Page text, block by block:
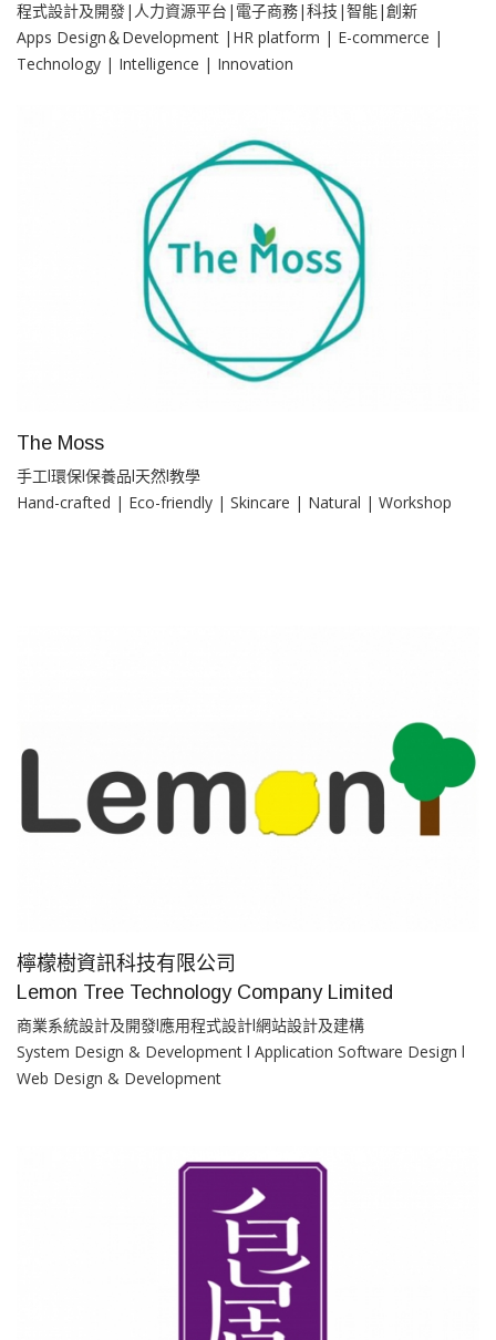
程式設計及開發|人力資源平台|電子商務|科技|智能|創新
Apps Design＆Development |HR platform | E-commerce |
Technology | Intelligence | Innovation
The Moss
手工l環保l保養品l天然l教學
Hand-crafted | Eco-friendly | Skincare | Natural | Workshop
檸檬樹資訊科技有限公司
Lemon Tree Technology Company Limited
商業系統設計及開發l應用程式設計l網站設計及建構
System Design & Development l Application Software Design l
Web Design & Development